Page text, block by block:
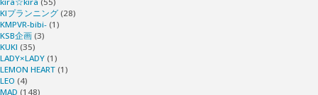
KIプランニング (28)
KMPVR-bibi- (1)
KSB企画 (3)
KUKI (35)
LADY×LADY (1)
LEMON HEART (1)
LEO (4)
MAD (148)